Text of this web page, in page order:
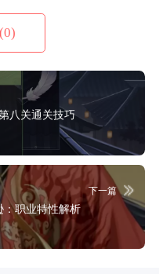
八关通关技巧
下一篇
：职业特性解析